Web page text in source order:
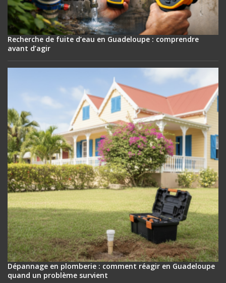
Recherche de fuite d’eau en Guadeloupe : comprendre
avant d’agir
Dépannage en plomberie : comment réagir en Guadeloupe
quand un problème survient